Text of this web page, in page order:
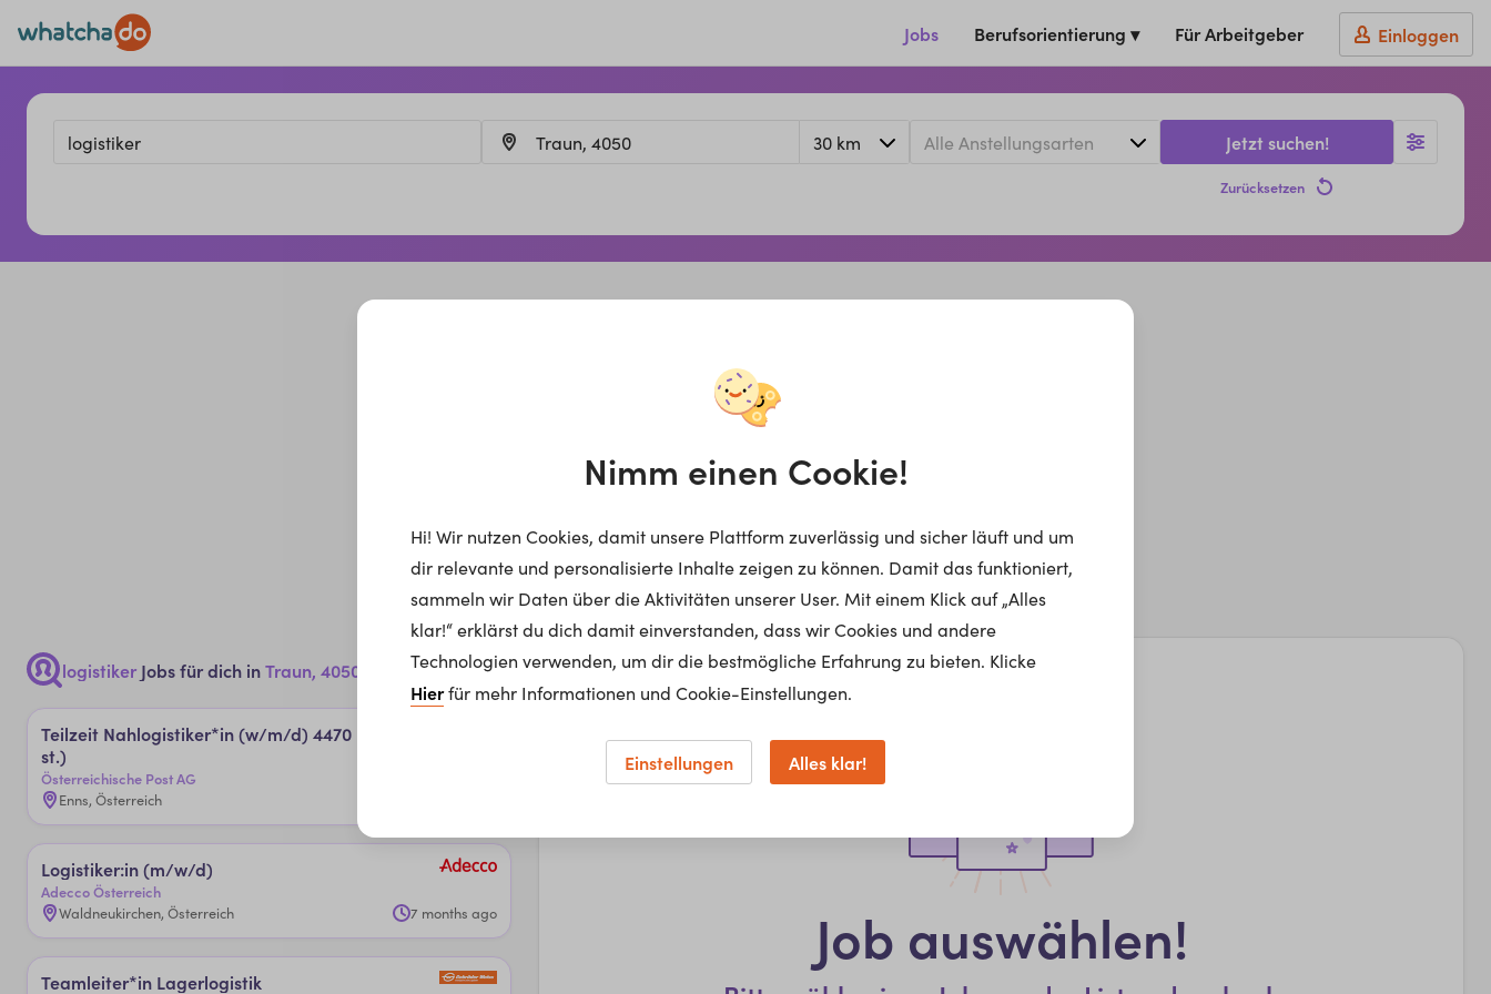
Jobs Berufsorientierung ▾ Für Arbeitgeber Einloggen
Jetzt suchen!
Zurücksetzen
logistiker Jobs für dich inTraun, 4050
Teil­zeit ­Nahlo­gis­ti­ker*in (w/m/d) 4470 Enn­s (20 W­
st.)
Österreichische Post AG
Enns, Österreich
Lo­gis­ti­ker:in (m/w/d)
Adecco Österreich
Waldneukirchen, Österreich 7 months ago
Team­lei­ter*in La­ger­lo­gis­tik
Job auswählen!
Nimm einen Cookie!
Hi! Wir nutzen Cookies, damit unsere Plattform zuverlässig und sicher läuft und um
dir relevante und personalisierte Inhalte zeigen zu können. Damit das funktioniert,
sammeln wir Daten über die Aktivitäten unserer User. Mit einem Klick auf „Alles
klar!“ erklärst du dich damit einverstanden, dass wir Cookies und andere
Technologien verwenden, um dir die bestmögliche Erfahrung zu bieten. Klicke
Hierfür mehr Informationen und Cookie-Einstellungen.
Einstellungen Alles klar!